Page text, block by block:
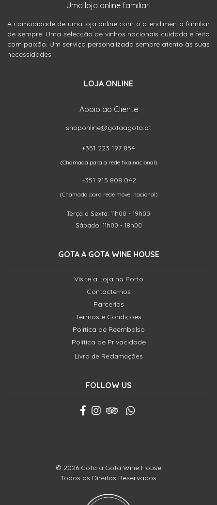
Uma loja online familiar!
A comodidade de uma loja online com o atendimento familiar
de sempre. Uma selecção de vinhos nacionais cuidada e feita
com paixão. Um serviço personalizado sempre atento às suas
necessidades.
LOJA ONLINE
Apoio ao Cliente
shoponline@gotaagota.pt
+351 223 197 854
(Chamada para a rede fixa nacional)
+351 915 808 042
(Chamada para rede móvel nacional)
Terça a Sexta: 11h00 - 19h00
Sábado: 11h00 - 18h00
GOTA A GOTA WINE HOUSE
Visite a Loja no Porto
Contacte-nos
Parcerias
Termos e Condições
Política de Reembolso
Política de Privacidade
Livro de Reclamações
FOLLOW US
© 2026 Gota a Gota Wine House
Todos os Direitos Reservados